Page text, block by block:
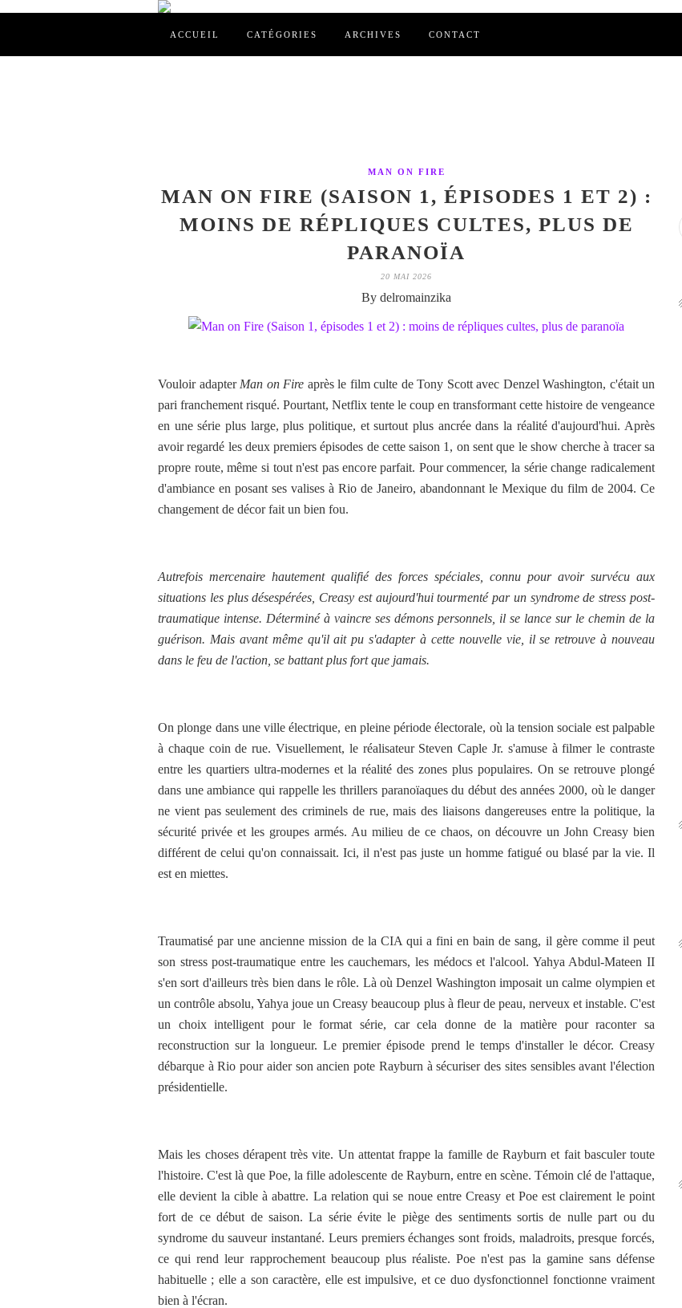
ACCUEIL CATÉGORIES ARCHIVES CONTACT
MAN ON FIRE
MAN ON FIRE (SAISON 1, ÉPISODES 1 ET 2) :
MOINS DE RÉPLIQUES CULTES, PLUS DE
PARANOÏA
20 MAI 2026
By delromainzika
Vouloir adapter Man on Fire après le film culte de Tony Scott avec Denzel Washington, c'était un
pari franchement risqué. Pourtant, Netflix tente le coup en transformant cette histoire de vengeance
en une série plus large, plus politique, et surtout plus ancrée dans la réalité d'aujourd'hui. Après
avoir regardé les deux premiers épisodes de cette saison 1, on sent que le show cherche à tracer sa
propre route, même si tout n'est pas encore parfait. Pour commencer, la série change radicalement
d'ambiance en posant ses valises à Rio de Janeiro, abandonnant le Mexique du film de 2004. Ce
changement de décor fait un bien fou.
Autrefois mercenaire hautement qualifié des forces spéciales, connu pour avoir survécu aux
situations les plus désespérées, Creasy est aujourd'hui tourmenté par un syndrome de stress post-
traumatique intense. Déterminé à vaincre ses démons personnels, il se lance sur le chemin de la
guérison. Mais avant même qu'il ait pu s'adapter à cette nouvelle vie, il se retrouve à nouveau
dans le feu de l'action, se battant plus fort que jamais.
On plonge dans une ville électrique, en pleine période électorale, où la tension sociale est palpable
à chaque coin de rue. Visuellement, le réalisateur Steven Caple Jr. s'amuse à filmer le contraste
entre les quartiers ultra-modernes et la réalité des zones plus populaires. On se retrouve plongé
dans une ambiance qui rappelle les thrillers paranoïaques du début des années 2000, où le danger
ne vient pas seulement des criminels de rue, mais des liaisons dangereuses entre la politique, la
sécurité privée et les groupes armés. Au milieu de ce chaos, on découvre un John Creasy bien
différent de celui qu'on connaissait. Ici, il n'est pas juste un homme fatigué ou blasé par la vie. Il
est en miettes.
Traumatisé par une ancienne mission de la CIA qui a fini en bain de sang, il gère comme il peut
son stress post-traumatique entre les cauchemars, les médocs et l'alcool. Yahya Abdul-Mateen II
s'en sort d'ailleurs très bien dans le rôle. Là où Denzel Washington imposait un calme olympien et
un contrôle absolu, Yahya joue un Creasy beaucoup plus à fleur de peau, nerveux et instable. C'est
un choix intelligent pour le format série, car cela donne de la matière pour raconter sa
reconstruction sur la longueur. Le premier épisode prend le temps d'installer le décor. Creasy
débarque à Rio pour aider son ancien pote Rayburn à sécuriser des sites sensibles avant l'élection
présidentielle.
Mais les choses dérapent très vite. Un attentat frappe la famille de Rayburn et fait basculer toute
l'histoire. C'est là que Poe, la fille adolescente de Rayburn, entre en scène. Témoin clé de l'attaque,
elle devient la cible à abattre. La relation qui se noue entre Creasy et Poe est clairement le point
fort de ce début de saison. La série évite le piège des sentiments sortis de nulle part ou du
syndrome du sauveur instantané. Leurs premiers échanges sont froids, maladroits, presque forcés,
ce qui rend leur rapprochement beaucoup plus réaliste. Poe n'est pas la gamine sans défense
habituelle ; elle a son caractère, elle est impulsive, et ce duo dysfonctionnel fonctionne vraiment
bien à l'écran.